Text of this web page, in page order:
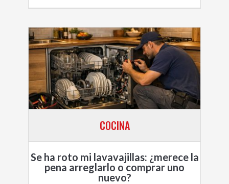
COCINA
Se ha roto mi lavavajillas: ¿merece la
pena arreglarlo o comprar uno
nuevo?